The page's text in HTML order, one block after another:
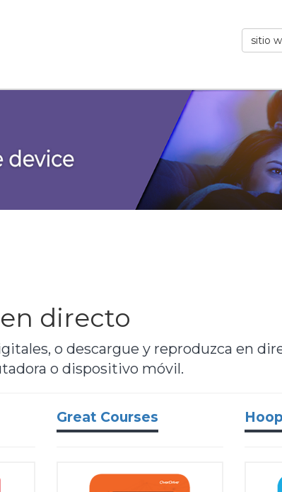
sitio
directo
o descargue y reproduzca en
o dispositivo móvil.
Great Courses